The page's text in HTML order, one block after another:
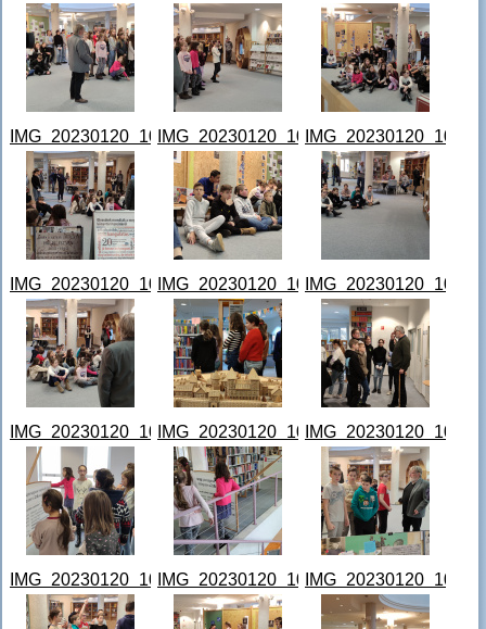
IMG_20230120_100536.jpgIMG_20230120_100622.jpg
IMG_20230120_100828.jpgIMG_20230120_100928.jpg
IMG_20230120_101044.jpgIMG_20230120_101411.jpg
IMG_20230120_101550.jpgIMG_20230120_101620.jpg